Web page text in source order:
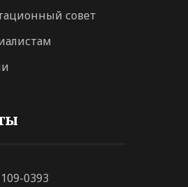
совет
0393